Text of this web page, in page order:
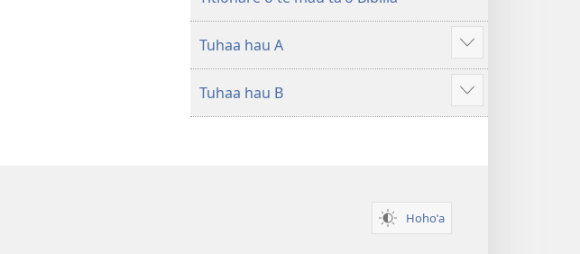
Tuhaa hau A
Hi
ˈo
hau
atu
Tuhaa hau B
Hi
ˈo
Hohoˈa